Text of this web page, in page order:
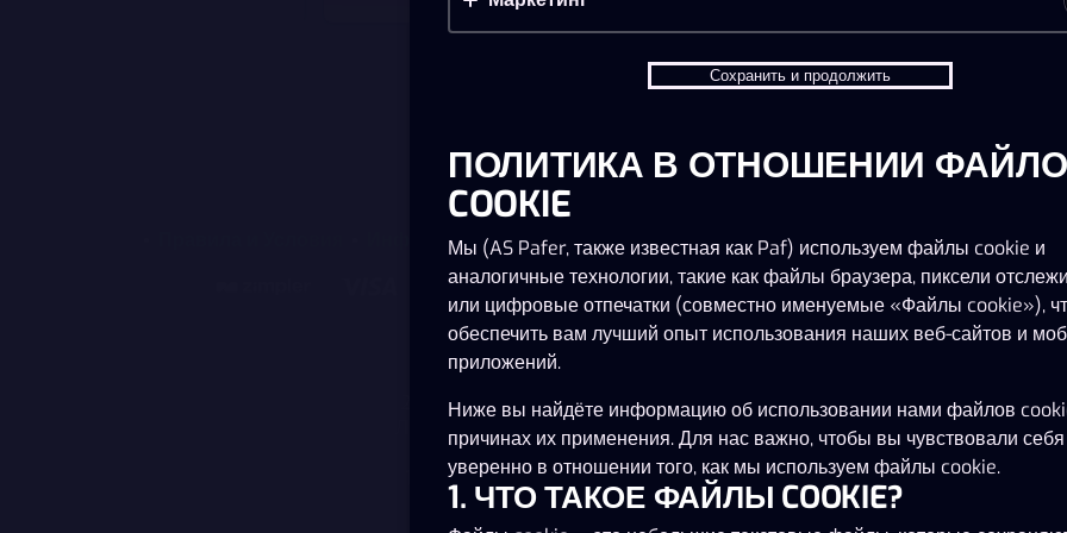
Информация о компании Ответственная игра Партнеры Служба
Оператором x3000.ee является AS Pafer, компания, зарегистрированная
регистрационным номером 10017059 и зарегистрированная по адресу
10415, Estonia. Свяжись с нами по support@x3000.ee. Часы работы: Пн -
24:00, Сб - Вс с 10:00 - 18:00. AS Pafer – игорная компания, имеющая
Лицензии на деятельность №: HKT000002 (действует с 20.01.2010) и
с 01.04.2010), также имеются организационные лицензии HKL000317
17.04.2020) и HKL000272 (действует с 8.05.2018). Все эти разрешения на
организацию были выданы Налогово-таможенным департаментом
Сохранить и продолжить
ПОЛИТИКА В ОТНОШЕНИИ
COOKIE
Мы (AS Pafer, также известная как Paf) используем файлы cookie и
аналогичные технологии, такие как файлы браузера, пиксели
или цифровые отпечатки (совместно именуемые «Файлы cookie»),
обеспечить вам лучший опыт использования наших веб-сайтов и
приложений.
Ниже вы найдёте информацию об использовании нами файлов
причинах их применения. Для нас важно, чтобы вы чувствовали себя
уверенно в отношении того, как мы используем файлы cookie.
1. ЧТО ТАКОЕ ФАЙЛЫ COOKIE?